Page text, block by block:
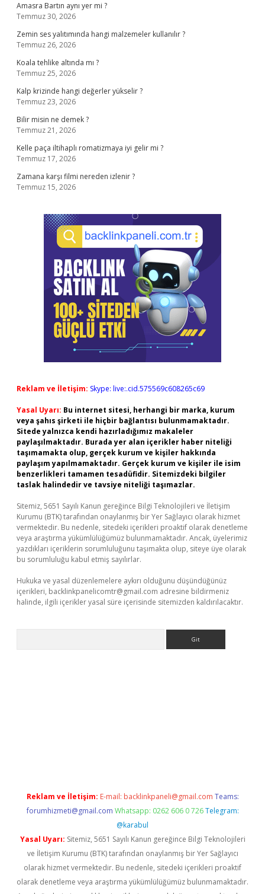
Amasra Bartın aynı yer mi ?
Temmuz 30, 2026
Zemin ses yalıtımında hangi malzemeler kullanılır ?
Temmuz 26, 2026
Koala tehlike altında mı ?
Temmuz 25, 2026
Kalp krizinde hangi değerler yükselir ?
Temmuz 23, 2026
Bilir misin ne demek ?
Temmuz 21, 2026
Kelle paça iltihaplı romatizmaya iyi gelir mi ?
Temmuz 17, 2026
Zamana karşı filmi nereden izlenir ?
Temmuz 15, 2026
Reklam ve İletişim: Skype: live:.cid.575569c608265c69
Yasal Uyarı: Bu internet sitesi, herhangi bir marka, kurum
veya şahıs şirketi ile hiçbir bağlantısı bulunmamaktadır.
Sitede yalnızca kendi hazırladığımız makaleler
paylaşılmaktadır. Burada yer alan içerikler haber niteliği
taşımamakta olup, gerçek kurum ve kişiler hakkında
paylaşım yapılmamaktadır. Gerçek kurum ve kişiler ile isim
benzerlikleri tamamen tesadüfidir. Sitemizdeki bilgiler
taslak halindedir ve tavsiye niteliği taşımazlar.
Sitemiz, 5651 Sayılı Kanun gereğince Bilgi Teknolojileri ve İletişim
Kurumu (BTK) tarafından onaylanmış bir Yer Sağlayıcı olarak hizmet
vermektedir. Bu nedenle, sitedeki içerikleri proaktif olarak denetleme
veya araştırma yükümlülüğümüz bulunmamaktadır. Ancak, üyelerimiz
yazdıkları içeriklerin sorumluluğunu taşımakta olup, siteye üye olarak
bu sorumluluğu kabul etmiş sayılırlar.
Hukuka ve yasal düzenlemelere aykırı olduğunu düşündüğünüz
içerikleri, backlinkpanelicomtr@gmail.com adresine bildirmeniz
halinde, ilgili içerikler yasal süre içerisinde sitemizden kaldırılacaktır.
Reklam ve İletişim: E-mail: backlinkpaneli@gmail.com Teams:
forumhizmeti@gmail.com Whatsapp: 0262 606 0 726 Telegram:
@karabul
Yasal Uyarı: Sitemiz, 5651 Sayılı Kanun gereğince Bilgi Teknolojileri
ve İletişim Kurumu (BTK) tarafından onaylanmış bir Yer Sağlayıcı
olarak hizmet vermektedir. Bu nedenle, sitedeki içerikleri proaktif
olarak denetleme veya araştırma yükümlülüğümüz bulunmamaktadır.